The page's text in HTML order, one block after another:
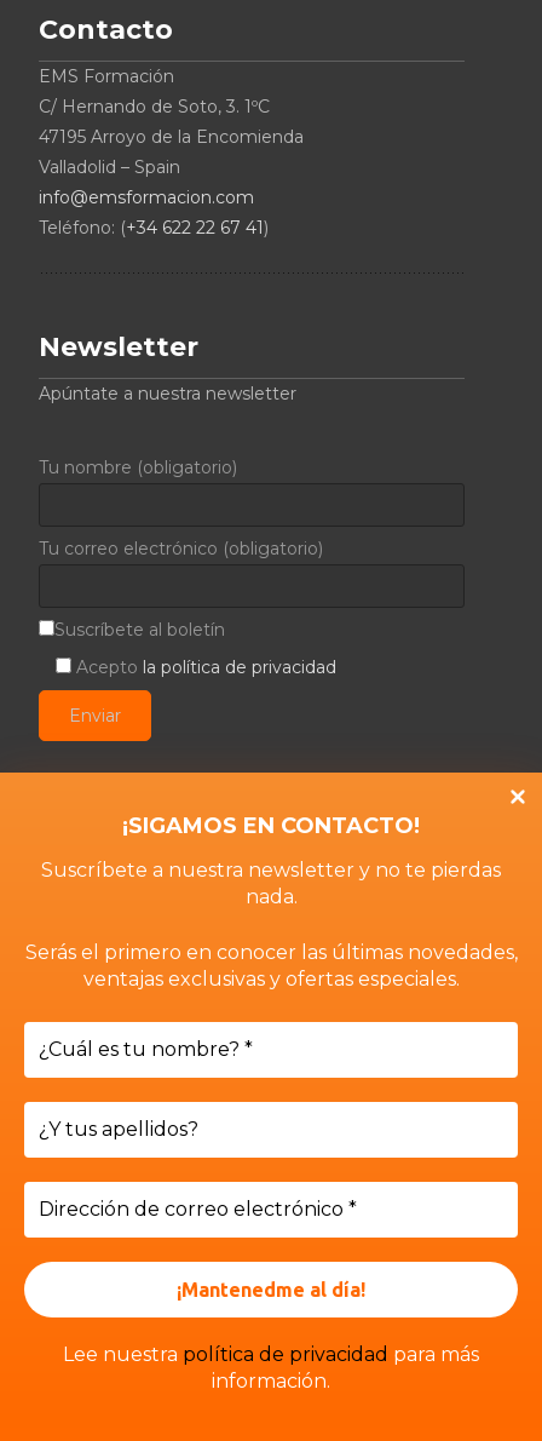
¡SIGAMOS EN CONTACTO!
Suscríbete a nuestra newsletter y no te pierdas
nada.
Serás el primero en conocer las últimas novedades,
ventajas exclusivas y ofertas especiales.
Lee nuestra política de privacidad para más
información.
Contacto
EMS Formación
C/ Hernando de Soto, 3. 1ºC
47195 Arroyo de la Encomienda
Valladolid – Spain
info@emsformacion.com
Teléfono: (+34 622 22 67 41)
Newsletter
Apúntate a nuestra newsletter
Tu nombre (obligatorio)
Tu correo electrónico (obligatorio)
Suscríbete al boletín
Acepto la política de privacidad
Aviso Legal
Política de privacidad
Enlaces
FAQs
Verificación de certificados